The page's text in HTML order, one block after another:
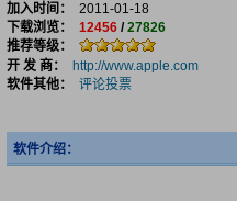
加入时间：
2011-01-18
下载浏览：
12456 / 27826
推荐等级：
开 发 商：
http://www.apple.com
软件其他：
评论投票
软件介绍：